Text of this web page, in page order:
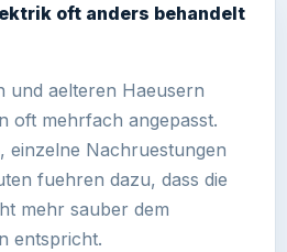
oft anders behandelt
und aelteren Haeusern
oft mehrfach angepasst.
einzelne Nachruestungen
fuehren dazu, dass die
mehr sauber dem
entspricht.